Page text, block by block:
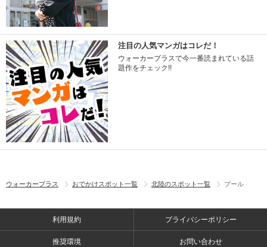
注目の人気マンガはコレだ！
ウォーカープラスで今一番読まれている話
題作をチェック!!
ウォーカープラス おでかけスポット一覧 北陸のスポット一覧 プール
利用規約 プライバシーポリシー
推奨環境 お問い合わせ